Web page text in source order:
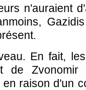
n'auraient
En fait,
de Zvonomir
raison d'un